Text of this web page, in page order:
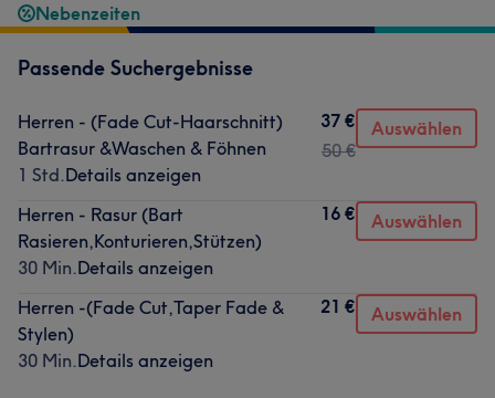
Nebenzeiten
Passende Suchergebnisse
Herren - (Fade Cut-Haarschnitt)
Bartrasur &Waschen & Föhnen
1 Std.Details anzeigen
37 €
50 €
Auswählen
Herren - Rasur (Bart
Rasieren,Konturieren,Stützen)
30 Min.Details anzeigen
16 € Auswählen
Herren -(Fade Cut,Taper Fade &
Stylen)
30 Min.Details anzeigen
21 € Auswählen